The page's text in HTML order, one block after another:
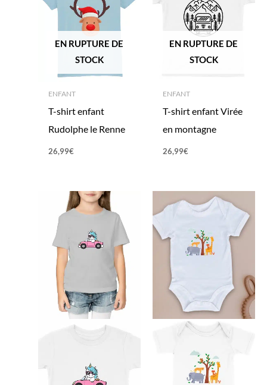
EN RUPTURE DE
STOCK
ENFANT
T-shirt enfant
Rudolphe le Renne
26,99€
EN RUPTURE DE
STOCK
ENFANT
T-shirt enfant Virée
en montagne
26,99€